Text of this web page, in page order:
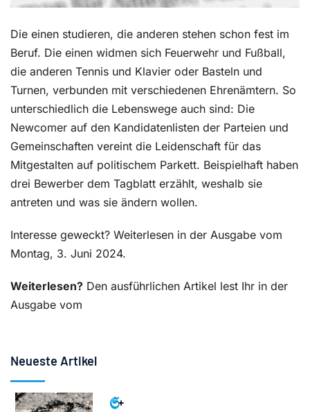
Die einen studieren, die anderen stehen schon fest im
Beruf. Die einen widmen sich Feuerwehr und Fußball,
die anderen Tennis und Klavier oder Basteln und
Turnen, verbunden mit verschiedenen Ehrenämtern. So
unterschiedlich die Lebenswege auch sind: Die
Newcomer auf den Kandidatenlisten der Parteien und
Gemeinschaften vereint die Leidenschaft für das
Mitgestalten auf politischem Parkett. Beispielhaft haben
drei Bewerber dem Tagblatt erzählt, weshalb sie
antreten und was sie ändern wollen.
Interesse geweckt? Weiterlesen in der Ausgabe vom
Montag, 3. Juni 2024.
Weiterlesen? Den ausführlichen Artikel lest Ihr in der
Ausgabe vom
Neueste Artikel